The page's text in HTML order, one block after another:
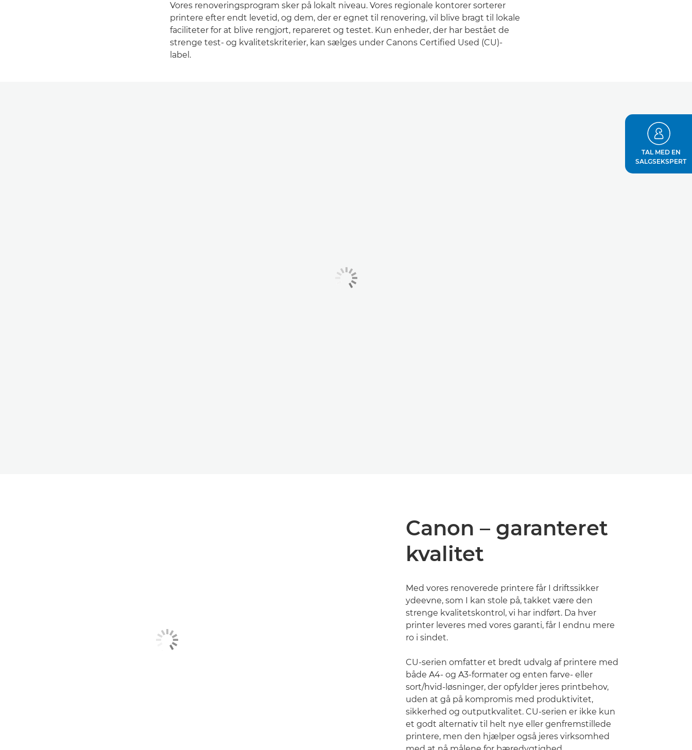
Vores renoveringsprogram sker på lokalt niveau. Vores regionale kontorer sorterer
printere efter endt levetid, og dem, der er egnet til renovering, vil blive bragt til lokale
faciliteter for at blive rengjort, repareret og testet. Kun enheder, der har bestået de
strenge test- og kvalitetskriterier, kan sælges under Canons Certified Used (CU)-
label.
Canon – garanteret
kvalitet
Med vores renoverede printere får I driftssikker
ydeevne, som I kan stole på, takket være den
strenge kvalitetskontrol, vi har indført. Da hver
printer leveres med vores garanti, får I endnu mere
ro i sindet.
CU-serien omfatter et bredt udvalg af printere med
både A4- og A3-formater og enten farve- eller
sort/hvid-løsninger, der opfylder jeres printbehov,
uden at gå på kompromis med produktivitet,
sikkerhed og outputkvalitet. CU-serien er ikke kun
et godt alternativ til helt nye eller genfremstillede
printere, men den hjælper også jeres virksomhed
TAL MED EN
SALGSEKSPERT